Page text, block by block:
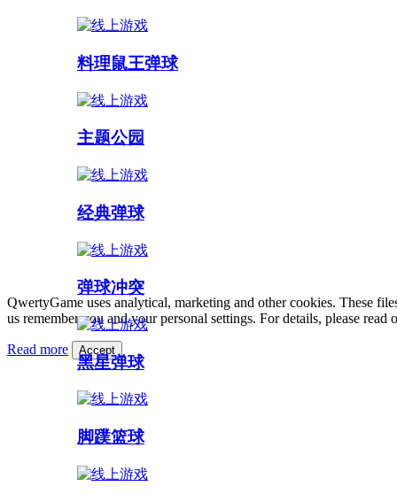
料理鼠王弹球
主题公园
经典弹球
弹球冲突
黑星弹球
脚蹼篮球
QwertyGame uses analytical, marketing and other cookies. These
us remember you and your personal settings. For details, please read
Read more Accept